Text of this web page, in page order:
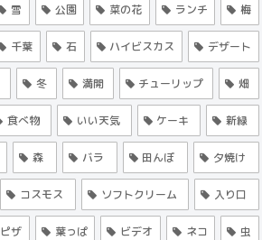
雪 公園 菜の花 ランチ 梅
千葉 石 ハイビスカス デザート
冬 満開 チューリップ 畑
食べ物 いい天気 ケーキ 新緑
森 バラ 田んぼ 夕焼け
コスモス ソフトクリーム 入り口
ピザ 葉っぱ ビデオ ネコ 虫